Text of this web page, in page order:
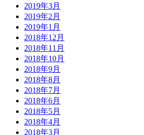
2019年3月
2019年2月
2019年1月
2018年12月
2018年11月
2018年10月
2018年9月
2018年8月
2018年7月
2018年6月
2018年5月
2018年4月
2018年3月